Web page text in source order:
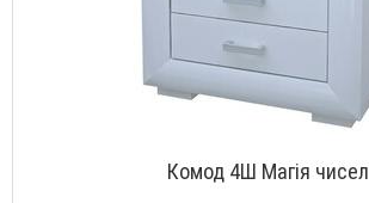
Комод 4Ш Магія чисел